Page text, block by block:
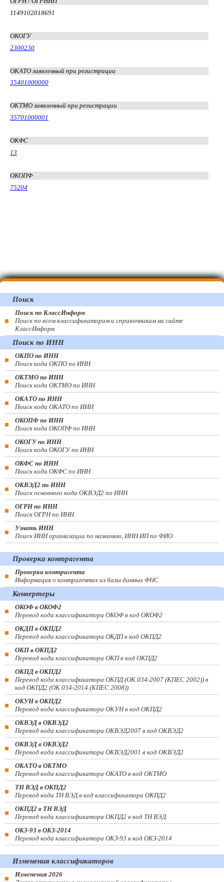
1149102018691
ОКОГУ
2300230
ОКАТО заявленный при регистрации
35401000000
ОКТМО заявленный при регистрации
35701000001
ОКФС
13
ОКОПФ
75204
Поиск
Поиск по КлассИнформ
Поиск по всем классификаторам и справочникам на сайте
КлассИнформ
Поиск по ИНН
ОКПО по ИНН
Поиск кода ОКПО по ИНН
ОКТМО по ИНН
Поиск кода ОКТМО по ИНН
ОКАТО по ИНН
Поиск кода ОКАТО по ИНН
ОКОПФ по ИНН
Поиск кода ОКОПФ по ИНН
ОКОГУ по ИНН
Поиск кода ОКОГУ по ИНН
ОКФС по ИНН
Поиск кода ОКФС по ИНН
ОКВЭД2 по ИНН
Поиск основного кода ОКВЭД2 по ИНН
ОГРН по ИНН
Поиск ОГРН по ИНН
Узнать ИНН
Поиск ИНН организации по названию, ИНН ИП по ФИО
Проверка контрагента
Проверка контрагента
Информация о контрагентах из базы данных ФНС
Конвертеры
ОКОФ в ОКОФ2
Перевод кода классификатора ОКОФ в код ОКОФ2
ОКДП в ОКПД2
Перевод кода классификатора ОКДП в код ОКПД2
ОКП в ОКПД2
Перевод кода классификатора ОКП в код ОКПД2
ОКПД в ОКПД2
Перевод кода классификатора ОКПД (ОК 034-2007 (КПЕС 2002)) в
код ОКПД2 (ОК 034-2014 (КПЕС 2008))
ОКУН в ОКПД2
Перевод кода классификатора ОКУН в код ОКПД2
ОКВЭД в ОКВЭД2
Перевод кода классификатора ОКВЭД2007 в код ОКВЭД2
ОКВЭД в ОКВЭД2
Перевод кода классификатора ОКВЭД2001 в код ОКВЭД2
ОКАТО в ОКТМО
Перевод кода классификатора ОКАТО в код ОКТМО
ТН ВЭД в ОКПД2
Перевод кода ТН ВЭД в код классификатора ОКПД2
ОКПД2 в ТН ВЭД
Перевод кода классификатора ОКПД2 в код ТН ВЭД
ОКЗ-93 в ОКЗ-2014
Перевод кода классификатора ОКЗ-93 в код ОКЗ-2014
Изменения классификаторов
Изменения 2026